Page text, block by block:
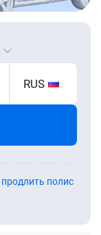
RUS
продлить полис